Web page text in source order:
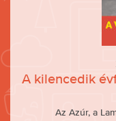
A kilencedik
Az Azúr, a